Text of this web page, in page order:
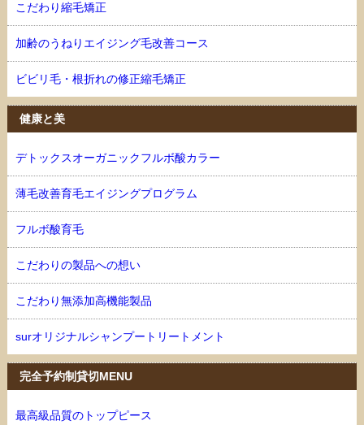
こだわり縮毛矯正
加齢のうねりエイジング毛改善コース
ビビリ毛・根折れの修正縮毛矯正
健康と美
デトックスオーガニックフルボ酸カラー
薄毛改善育毛エイジングプログラム
フルボ酸育毛
こだわりの製品への想い
こだわり無添加高機能製品
surオリジナルシャンプートリートメント
完全予約制貸切MENU
最高級品質のトップピース